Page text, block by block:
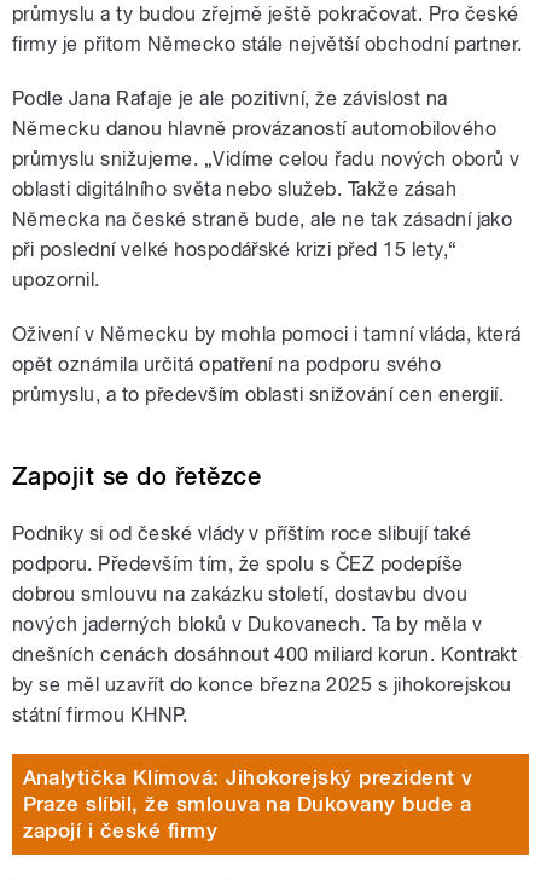
průmyslu a ty budou zřejmě ještě pokračovat. Pro české
firmy je přitom Německo stále největší obchodní partner.
Podle Jana Rafaje je ale pozitivní, že závislost na
Německu danou hlavně provázaností automobilového
průmyslu snižujeme. „Vidíme celou řadu nových oborů v
oblasti digitálního světa nebo služeb. Takže zásah
Německa na české straně bude, ale ne tak zásadní jako
při poslední velké hospodářské krizi před 15 lety,“
upozornil.
Oživení v Německu by mohla pomoci i tamní vláda, která
opět oznámila určitá opatření na podporu svého
průmyslu, a to především oblasti snižování cen energií.
Zapojit se do řetězce
Podniky si od české vlády v příštím roce slibují také
podporu. Především tím, že spolu s ČEZ podepíše
dobrou smlouvu na zakázku století, dostavbu dvou
nových jaderných bloků v Dukovanech. Ta by měla v
dnešních cenách dosáhnout 400 miliard korun. Kontrakt
by se měl uzavřít do konce března 2025 s jihokorejskou
státní firmou KHNP.
Analytička Klímová: Jihokorejský prezident v
Praze slíbil, že smlouva na Dukovany bude a
zapojí i české firmy